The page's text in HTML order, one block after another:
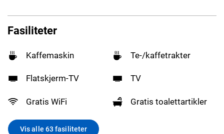
Fasiliteter
Kaffemaskin Te-/kaffetrakter
Flatskjerm-TV TV
Gratis WiFi Gratis toalettartikler
Vis alle 63 fasiliteter